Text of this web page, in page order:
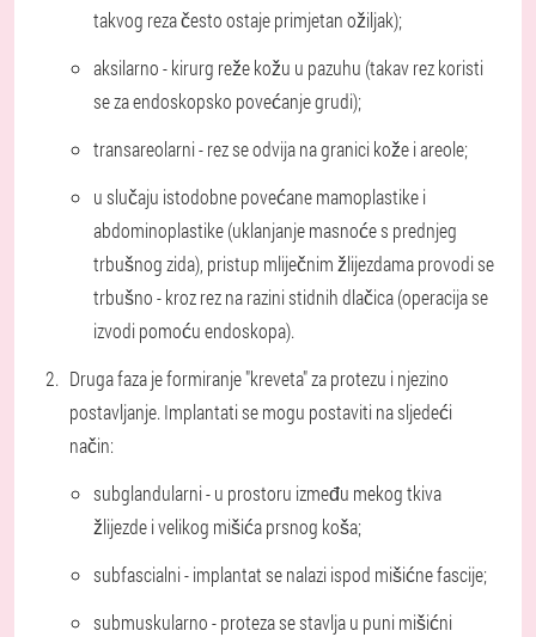
takvog reza često ostaje primjetan ožiljak);
aksilarno - kirurg reže kožu u pazuhu (takav rez koristi
se za endoskopsko povećanje grudi);
transareolarni - rez se odvija na granici kože i areole;
u slučaju istodobne povećane mamoplastike i
abdominoplastike (uklanjanje masnoće s prednjeg
trbušnog zida), pristup mliječnim žlijezdama provodi se
trbušno - kroz rez na razini stidnih dlačica (operacija se
izvodi pomoću endoskopa).
Druga faza je formiranje "kreveta" za protezu i njezino
postavljanje. Implantati se mogu postaviti na sljedeći
način:
subglandularni - u prostoru između mekog tkiva
žlijezde i velikog mišića prsnog koša;
subfascialni - implantat se nalazi ispod mišićne fascije;
submuskularno - proteza se stavlja u puni mišićni